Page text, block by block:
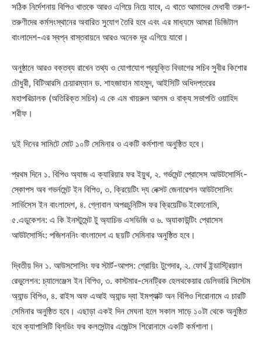
Champs21
সঠিক নির্দেশনায় বিপিও খাতকে আরও এগিয়ে নিয়ে যাবে, এ খাতে আমাদের মেধাবী তরুণ-
তরুণীদের কর্মসংস্থানের অবারিত সুযোগ তৈরি হবে এবং এর মাধ্যমে আমরা ডিজিটাল
বাংলাদেশ-এর স্বপ্ন বাস্তবায়নে আরও অনেক দূর এগিয়ে যাবো।
অনুষ্ঠানে আরও বক্তব্য রাখেন তথ্য ও যোগাযোগ প্রযুক্তি বিভাগের সচিব সুবীর কিশোর
চৌধুরী, বিটিআরসি চেয়ারম্যান ড. শাহজাহান মাহমুদ, আইসিটি অধিদপ্তরের
মহাপরিচালক (অতিরিক্ত সচিব) এ কে এম খায়রুল আলম ও বাক্য সভাপতি ওয়াহিদ
শরীফ।
দুই দিনের সামিটে মোট ১০টি সেমিনার ও একটি কর্মশালা অনুষ্ঠিত হবে।
প্রথম দিনে ১. বিপিও অ্যাজ এ ক্যারিয়ার ফর ইয়ুথ, ২. গর্ভমেন্ট প্রোসেস আউটসোর্সিং-
স্কোপস অব গভর্নমেন্ট ইন বিপিও, ৩. ক্রিয়েটিং দ্য নেক্সট জেনারেশন আউটসোসিং
সার্ভিসেস ইন বাংলাদেশ, ৪. গ্লোবাল অপরচুনিটিস ফর ক্রিয়েটিভ ইকোনোমি,
৫.এডুকেশন: এ কি ইনস্টুমেন্ট টু অ্যাচিভ এসডিজি ও ৬. অ্যাকাউন্টিং প্রোসেস
আউটসোর্সিং: পজিশননিং বাংলাদেশ এ ছয়টি সেমিনার অনুষ্ঠিত হবে।
দ্বিতীয় দিন ১. আউসসোসিং ফর স্টার্ট-আপস: গ্রোয়িং টুগেদার, ২. ফোর্থ ইন্ডাস্ট্রিয়াল
রেভুলেশন: চ্যালেঞ্জেস ইন বিপিও, ৩. কাস্টমার-সেনট্রিক হেলথকেয়ার ডেলিভারি সিস্টেম
অ্যান্ড বিপিও, ৪. রাইস অফ এআই অ্যান্ড দ্যা ইমপ্যাক্ট অন বিপিও শিরোনামে এ চারটি
সেমিনার অনুষ্ঠিত হবে। এছাড়া একই দিন মেঘনা হলে সকাল সাড়ে ১০টা থেকে অনুষ্ঠিত
হবে ক্যাপাসিটি ব্লিডিং ফর কলসেন্টার এজেন্টস শিরোনামে একটি কর্মশালা।